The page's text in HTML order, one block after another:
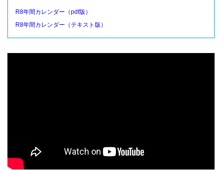
R8年間カレンダー（pdf版）
R8年間カレンダー（テキスト版）